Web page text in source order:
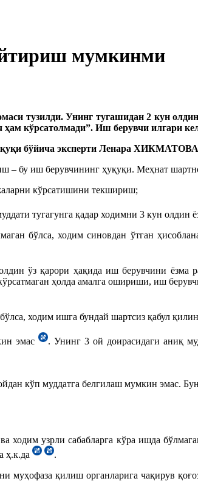
мумкинми
тузилди. Унинг тугашидан 2 кун
кўрсатолмади”. Иш берувчи илгари
бўйича эксперти Ленара ХИКМАТОВА
– бу иш берувчининг ҳуқуқи. Меҳнат
кўрсатишини текшириш;
тугагунга қадар ходимни 3 кун
бўлса, ходим синовдан ўтган
ўз қарори ҳақида иш берувчини ёзма
ҳолда амалга ошириши, иш
ходим ишга бундай шартсиз қабул
эмас
. Унинг 3 ой доирасидаги аниқ
кўп муддатга белгилаш мумкин эмас.
ходим узрли сабабларга кўра ишда
ҳ.к.да
.
муҳофаза қилиш органларига чақирув